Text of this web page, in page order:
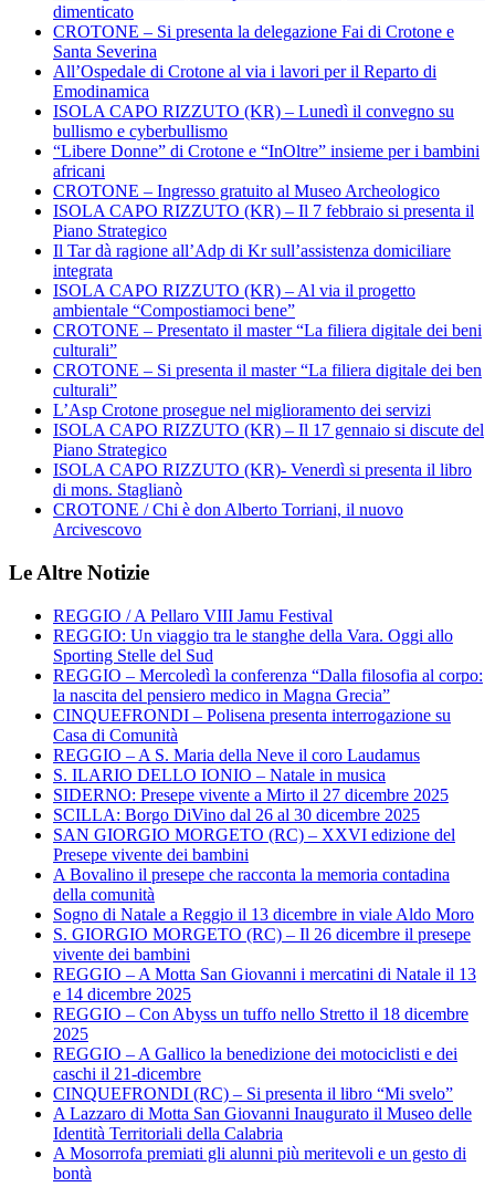
dimenticato
CROTONE – Si presenta la delegazione Fai di Crotone e
Santa Severina
All’Ospedale di Crotone al via i lavori per il Reparto di
Emodinamica
ISOLA CAPO RIZZUTO (KR) – Lunedì il convegno su
bullismo e cyberbullismo
“Libere Donne” di Crotone e “InOltre” insieme per i bambini
africani
CROTONE – Ingresso gratuito al Museo Archeologico
ISOLA CAPO RIZZUTO (KR) – Il 7 febbraio si presenta il
Piano Strategico
Il Tar dà ragione all’Adp di Kr sull’assistenza domiciliare
integrata
ISOLA CAPO RIZZUTO (KR) – Al via il progetto
ambientale “Compostiamoci bene”
CROTONE – Presentato il master “La filiera digitale dei beni
culturali”
CROTONE – Si presenta il master “La filiera digitale dei ben
culturali”
L’Asp Crotone prosegue nel miglioramento dei servizi
ISOLA CAPO RIZZUTO (KR) – Il 17 gennaio si discute del
Piano Strategico
ISOLA CAPO RIZZUTO (KR)- Venerdì si presenta il libro
di mons. Staglianò
CROTONE / Chi è don Alberto Torriani, il nuovo
Arcivescovo
Le Altre Notizie
REGGIO / A Pellaro VIII Jamu Festival
REGGIO: Un viaggio tra le stanghe della Vara. Oggi allo
Sporting Stelle del Sud
REGGIO – Mercoledì la conferenza “Dalla filosofia al corpo:
la nascita del pensiero medico in Magna Grecia”
CINQUEFRONDI – Polisena presenta interrogazione su
Casa di Comunità
REGGIO – A S. Maria della Neve il coro Laudamus
S. ILARIO DELLO IONIO – Natale in musica
SIDERNO: Presepe vivente a Mirto il 27 dicembre 2025
SCILLA: Borgo DiVino dal 26 al 30 dicembre 2025
SAN GIORGIO MORGETO (RC) – XXVI edizione del
Presepe vivente dei bambini
A Bovalino il presepe che racconta la memoria contadina
della comunità
Sogno di Natale a Reggio il 13 dicembre in viale Aldo Moro
S. GIORGIO MORGETO (RC) – Il 26 dicembre il presepe
vivente dei bambini
REGGIO – A Motta San Giovanni i mercatini di Natale il 13
e 14 dicembre 2025
REGGIO – Con Abyss un tuffo nello Stretto il 18 dicembre
2025
REGGIO – A Gallico la benedizione dei motociclisti e dei
caschi il 21-dicembre
CINQUEFRONDI (RC) – Si presenta il libro “Mi svelo”
A Lazzaro di Motta San Giovanni Inaugurato il Museo delle
Identità Territoriali della Calabria
A Mosorrofa premiati gli alunni più meritevoli e un gesto di
bontà